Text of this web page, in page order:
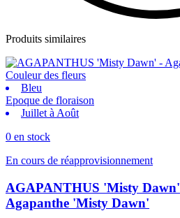
Produits similaires
Couleur des fleurs
Bleu
Epoque de floraison
Juillet à Août
0 en stock
En cours de réapprovisionnement
AGAPANTHUS 'Misty Dawn'
Agapanthe 'Misty Dawn'